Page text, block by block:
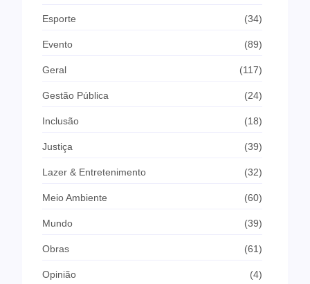
Esporte (34)
Evento (89)
Geral (117)
Gestão Pública (24)
Inclusão (18)
Justiça (39)
Lazer & Entretenimento (32)
Meio Ambiente (60)
Mundo (39)
Obras (61)
Opinião (4)